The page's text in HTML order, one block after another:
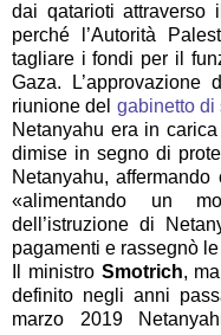
dai qatarioti attraverso
perché l’Autorità
tagliare i fondi per il
Gaza. L’approvazione
riunione del gabinetto di
Netanyahu era in
dimise in segno di
Netanyahu,
«alimentando un
dell’istruzione di
pagamenti e rassegnò
Il ministro Smotrich,
definito negli anni
marzo 2019